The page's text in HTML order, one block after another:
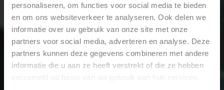
personaliseren, om functies voor social media te bieden
en om ons websiteverkeer te analyseren. Ook delen we
informatie over uw gebruik van onze site met onze
partners voor social media, adverteren en analyse. Deze
partners kunnen deze gegevens combineren met andere
informatie die u aan ze heeft verstrekt of die ze hebben
verzameld op basis van uw gebruik van hun services.
€6,51
Levertijd: Bestellingen op ma. t/m vrij. voor 17:00 worden
dezelfde dag verstuurd.
Merk: KNIPEX